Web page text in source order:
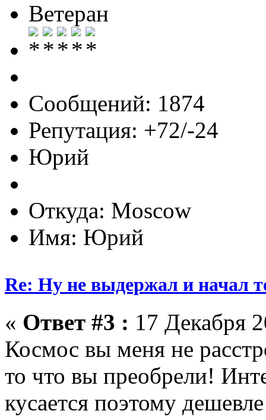
Ветеран
Сообщений: 1874
Репутация: +72/-24
Юрий
Откуда: Moscow
Имя: Юрий
Re: Ну не выдержал и начал
« Ответ #3 : 17 Декабря
Космос вы меня не
то что вы преобрели!
кусается поэтому